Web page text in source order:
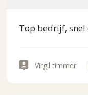
Top bedrijf,
Virgil timmer